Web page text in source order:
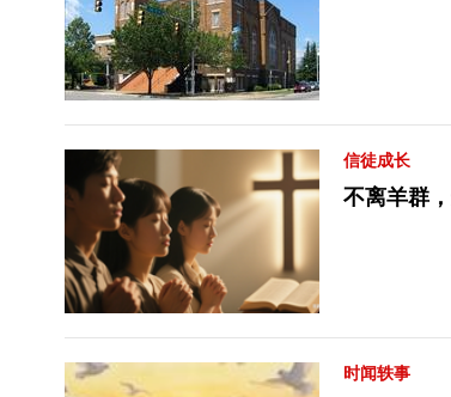
信徒成长
不离羊群
时闻轶事